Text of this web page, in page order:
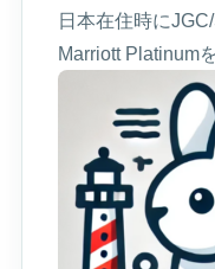
日本在住時に
Marriott Platinum